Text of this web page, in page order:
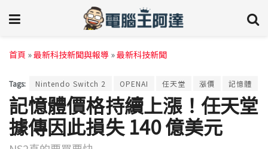
首頁 »最新科技新聞與報導 »最新科技新聞
Tags: Nintendo Switch 2 OPENAI 任天堂 漲價 記憶體
記憶體價格持續上漲！任天堂
據傳因此損失 140 億美元